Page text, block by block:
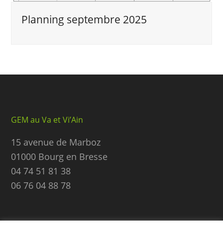
Planning septembre 2025
GEM au Va et Vi’Ain
15 avenue de Marboz
01000 Bourg en Bresse
04 74 51 81 38
06 76 04 88 78